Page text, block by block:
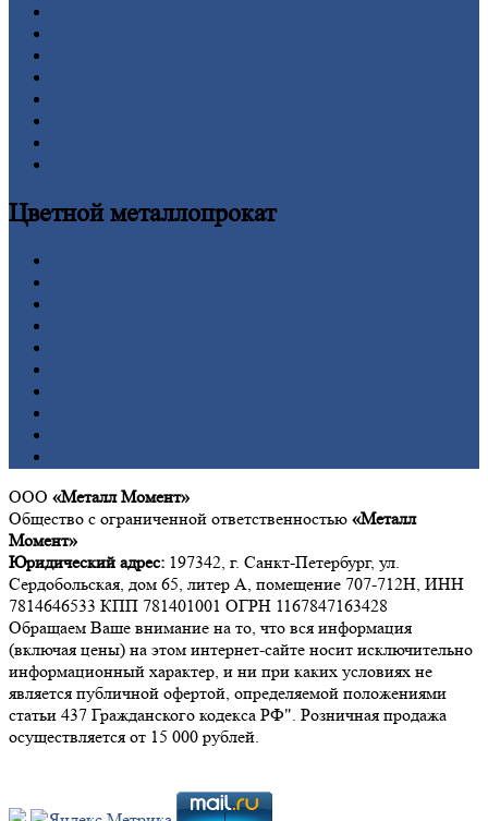
Цветнойметаллопрокат
ООО «Металл Момент»
Общество с ограниченной ответственностью «Металл
Момент»
Юридический адрес: 197342, г. Санкт-Петербург, ул.
Сердобольская, дом 65, литер А, помещение 707-712Н, ИНН
7814646533 КПП 781401001 ОГРН 1167847163428
Обращаем Ваше внимание на то, что вся информация
(включая цены) на этом интернет-сайте носит исключительно
информационный характер, и ни при каких условиях не
является публичной офертой, определяемой положениями
статьи 437 Гражданского кодекса РФ". Розничная продажа
осуществляется от 15 000 рублей.